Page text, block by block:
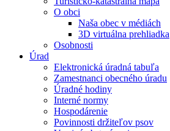
O obci
Naša obec v médiách
3D virtuálna prehliadka
Osobnosti
Úrad
Elektronická úradná tabuľa
Zamestnanci obecného úradu
Úradné hodiny
Interné normy
Hospodárenie
Povinnosti držiteľov psov